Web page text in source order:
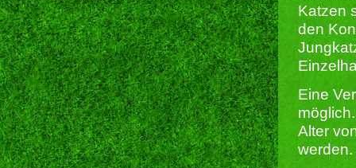
Katzen
den
Eine
Alter
werden.